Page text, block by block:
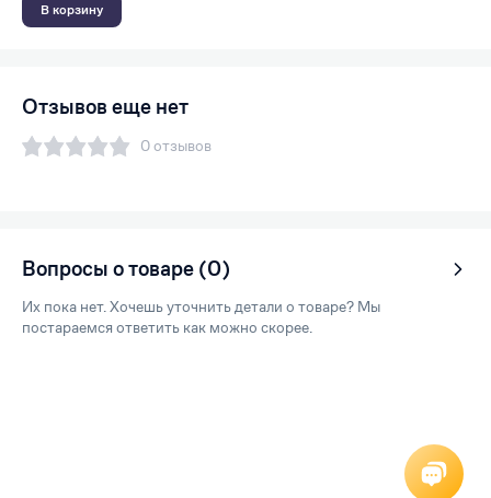
В корзину
Отзывов еще нет
0 отзывов
Вопросы о товаре (0)
Их пока нет. Хочешь уточнить детали о товаре? Мы
постараемся ответить как можно скорее.